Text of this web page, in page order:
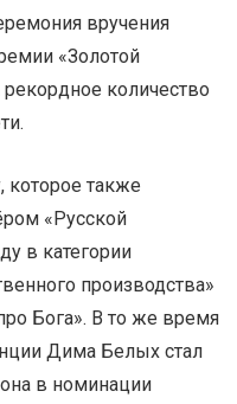
вручения
«Золотой
количество
которое также
«Русской
в категории
производства»
Бога». В то же время
Дима Белых стал
в номинации